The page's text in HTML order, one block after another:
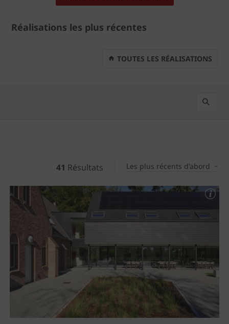
Réalisations les plus récentes
TOUTES LES RÉALISATIONS
41 Résultats Les plus récents d'abord